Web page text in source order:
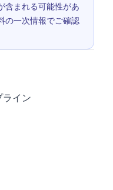
含まれる可能性があ
の一次情報でご確認
ライン